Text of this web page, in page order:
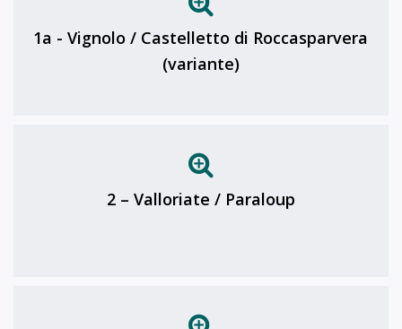
1a - Vignolo / Castelletto di Roccasparvera
(variante)
2 – Valloriate / Paraloup